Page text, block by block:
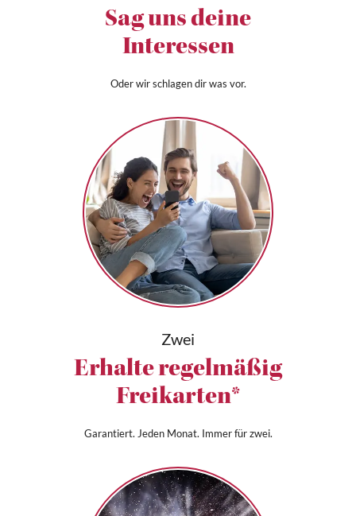
Sag uns deine
Interessen
Oder wir schlagen dir was vor.
Zwei
Erhalte regelmäßig
Freikarten*
Garantiert. Jeden Monat. Immer für zwei.